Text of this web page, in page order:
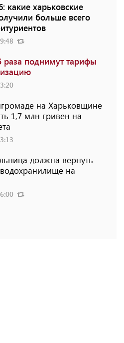
какие харьковские
больше всего
раза поднимут тарифы
на Харьковщине
1,7 млн ​​гривен на
должна вернуть
на